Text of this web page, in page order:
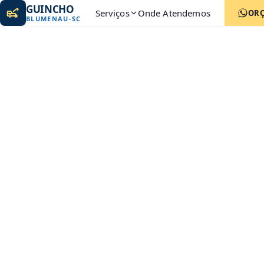
GUINCHO
BLUMENAU-SC Serviços Onde Atendemos